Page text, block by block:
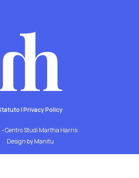
|Privacy Policy
- Centro Studi Martha Harris
Design by Manitu